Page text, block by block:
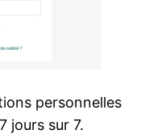
personnelles
jours sur 7.